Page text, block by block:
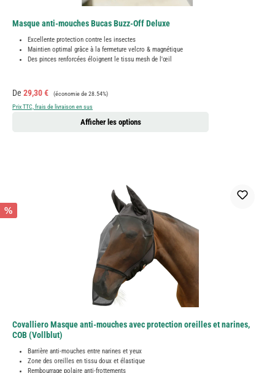
Masque anti-mouches Bucas Buzz-Off Deluxe
Excellente protection contre les insectes
Maintien optimal grâce à la fermeture velcro & magnétique
Des pinces renforcées éloignent le tissu mesh de l'œil
Prix de vente :
De 29,30 € Prix régulier :
(économie de 28.54%)
Prix TTC, frais de livraison en sus
Afficher les options
%
Covalliero Masque anti-mouches avec protection oreilles et narines,
COB (Vollblut)
Barrière anti-mouches entre narines et yeux
Zone des oreilles en tissu doux et élastique
Rembourrage polaire anti-frottements